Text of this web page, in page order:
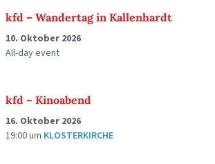
kfd – Wandertag in Kallenhardt
10. Oktober 2026
All-day event
kfd – Kinoabend
16. Oktober 2026
19:00um KLOSTERKIRCHE